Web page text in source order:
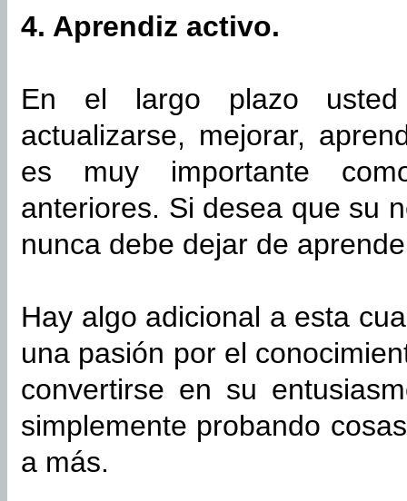
4. Aprendiz activo.
En el largo plazo usted
actualizarse, mejorar,
es muy importante
anteriores. Si desea que su
nunca debe dejar de
Hay algo adicional a esta
una pasión por el
convertirse en su
simplemente probando
a más.